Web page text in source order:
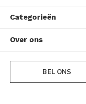
Categorieën
Over ons
BEL ONS